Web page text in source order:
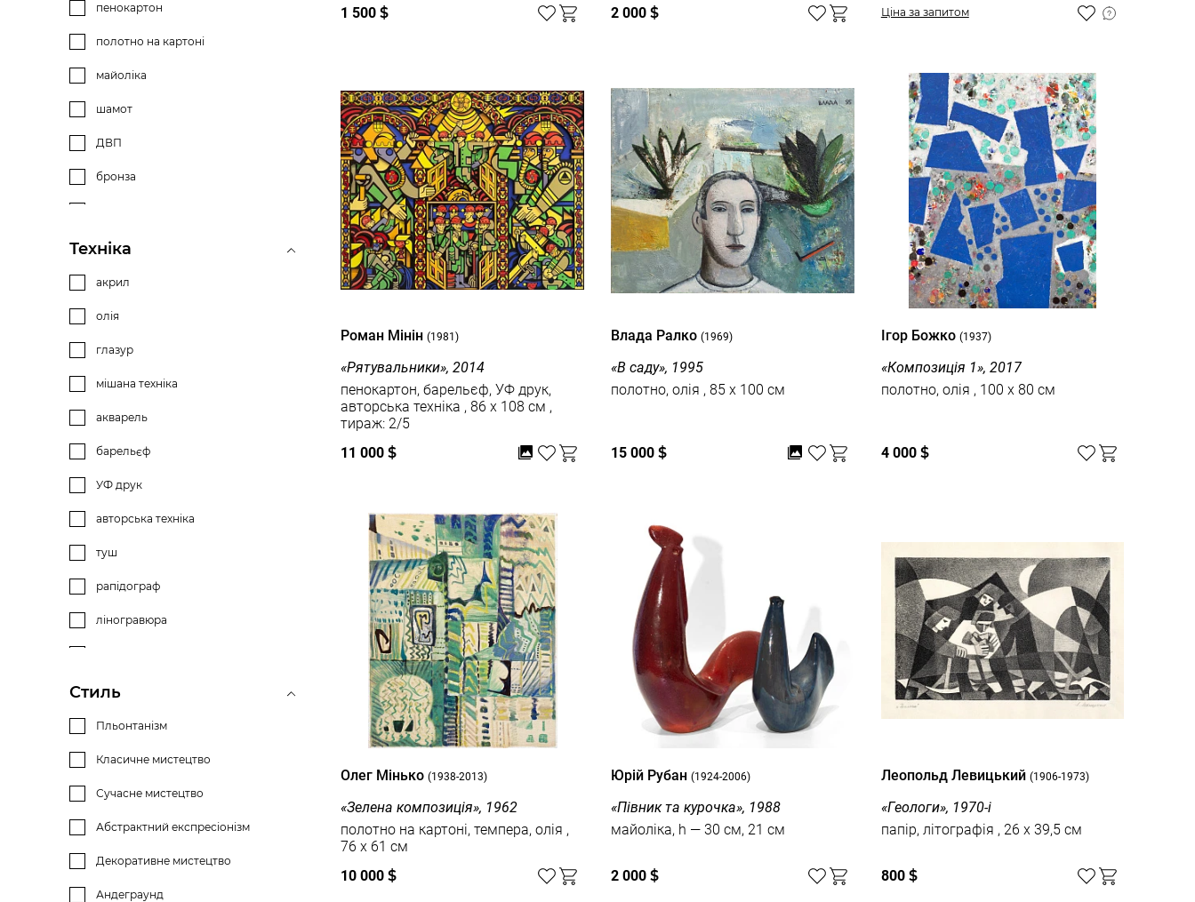
пенокартон
полотно на картоні
майоліка
шамот
ДВП
бронза
дерево
полімерна основа
граніт
фанера
метал
нержавіюча сталь
Техніка
акрил
олія
глазур
мішана техніка
акварель
барельєф
УФ друк
авторська техніка
туш
рапідограф
ліногравюра
офорт
літографія
аерозольна фарба
тонування
пастель
гуаш
кольорова літографія
Стиль
Пльонтанізм
Класичне мистецтво
Сучасне мистецтво
Абстрактний експресіонізм
Декоративне мистецтво
Андеграунд
1 500$
2 000$ Ціна за запитом
Роман Мінін(1981)
«Рятувальники», 2014
пенокартон, барельєф, УФ друк,
авторська техніка , 86 x 108 см ,
тираж: 2/5
11 000$
Влада Ралко(1969)
«В саду», 1995
полотно, олія , 85 x 100 см
15 000$
Ігор Божко (1937)
«Композиція 1», 2017
полотно, олія , 100 x 80 см
4 000 $
Олег Мінько(1938-2013)
«Зелена композиція», 1962
полотно на картоні, темпера, олія ,
76 x 61 см
10 000$
Юрій Рубан(1924-2006)
«Півник та курочка», 1988
майоліка, h — 30 см, 21 см
2 000$
Леопольд Левицький (1906-1973)
«Геологи», 1970-і
папір, літографія , 26 x 39,5 см
800 $